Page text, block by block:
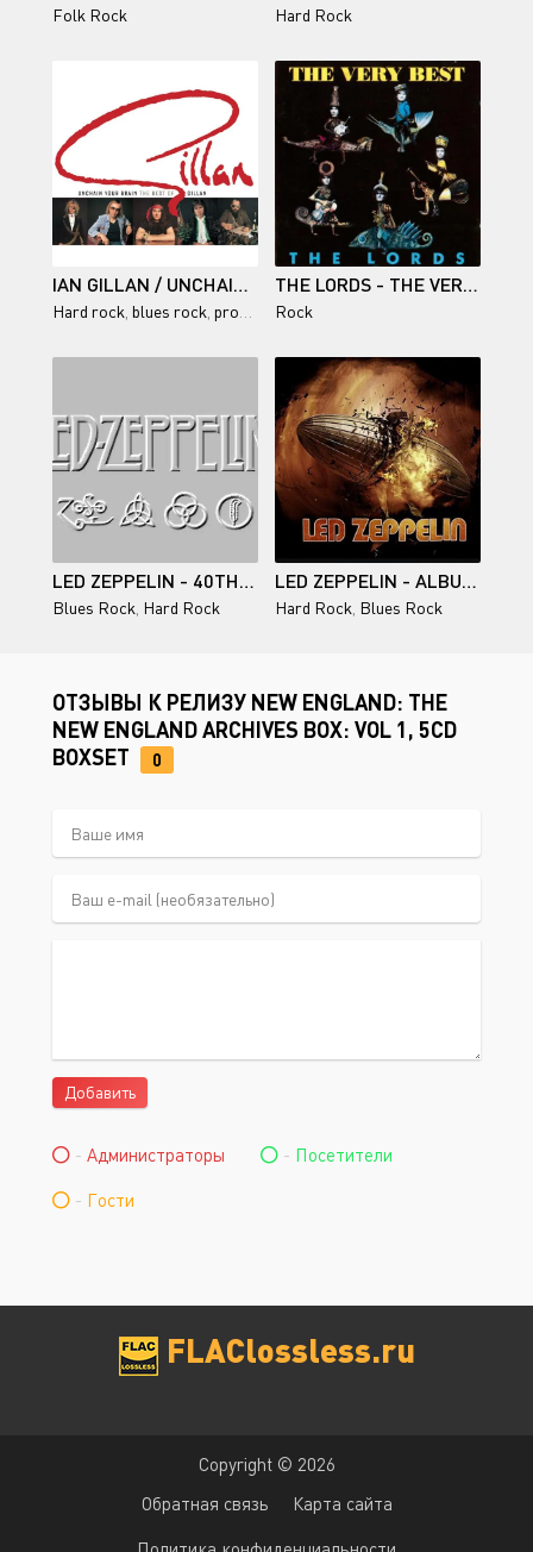
Folk Rock Hard Rock
IAN GILLAN / UNCHAIN YOUR BRAIN: THE BEST OF GILLAN
Hard rock blues rock progressive rock
THE LORDS - THE VERY BEST - 1992
Rock
LED ZEPPELIN - 40TH ANNIVERSARY - DEFINITIVE COLLECTION OF MINI-LP REPLICA CDS - 2008
Blues Rock Hard Rock
LED ZEPPELIN - ALBUMS COLLECTION 1969-1982 (SUPER DELUXE EDITION BOX SETS) (2014-2015)
Hard Rock Blues Rock
ОТЗЫВЫ К РЕЛИЗУ NEW ENGLAND: THE
NEW ENGLAND ARCHIVES BOX: VOL 1, 5CD
BOXSET
0
Добавить
- Администраторы - Посетители
- Гости
FLAClossless.ru
Copyright © 2026
Обратная связь
Карта сайта